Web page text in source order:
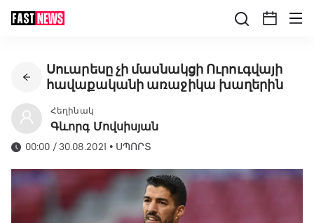
Սուարեսը չի մասնակցի Ուրուգվայի
հավաքականի առաջիկա խաղերին
Հեղինակ
Գևորգ Մովսիսյան
00:00 / 30.08.2021 • ՍՊՈՐՏ